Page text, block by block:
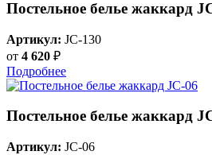
Постельное белье жаккард
Артикул: JC-130
от 4 620 ₽
Подробнее
Постельное белье жаккард
Артикул: JC-06